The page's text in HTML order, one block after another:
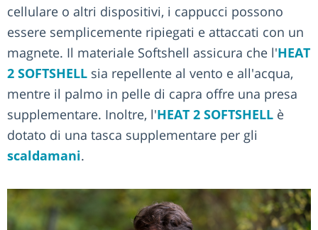
cellulare o altri dispositivi, i cappucci possono
essere semplicemente ripiegati e attaccati con un
magnete. Il materiale Softshell assicura che l'HEAT
2 SOFTSHELL sia repellente al vento e all'acqua,
mentre il palmo in pelle di capra offre una presa
supplementare. Inoltre, l'HEAT 2 SOFTSHELL è
dotato di una tasca supplementare per gli
scaldamani.